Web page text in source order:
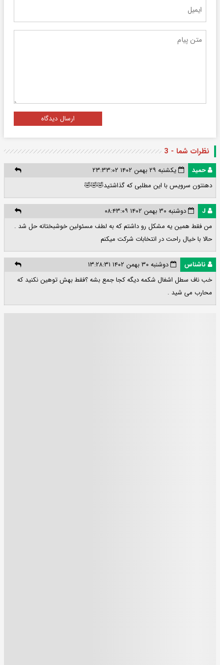
ارسال دیدگاه
نظرات شما - 3
حمید
یکشنبه ۲۹ بهمن ۱۴۰۲ ۲۳:۳۳:۰۲
دهنتون سرویس با این مطلبی که گذاشتید🤣🤣🤣
دوشنبه ۳۰ بهمن ۱۴۰۲ ۰۸:۴۳:۰۹
من فقط همین یه مشکل رو داشتم که به لطف مسئولین خوشبختانه حل شد .
حالا با خیال راحت در انتخابات شرکت میکنم
ناشناس
دوشنبه ۳۰ بهمن ۱۴۰۲ ۱۳:۲۸:۳۱
خب ناف سطل اشغال شکمه دیگه کجا جمع بشه ؟فقط بهش توهین نکنید که
محارب می شید .